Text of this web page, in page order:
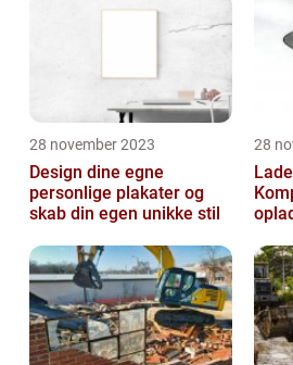
28 november 2023
Design dine egne
personlige plakater og
skab din egen unikke stil
28